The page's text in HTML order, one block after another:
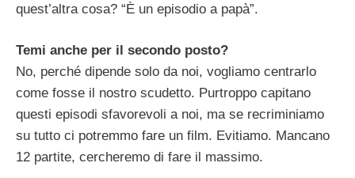
quest’altra cosa? “È un episodio a papà”.
Temi anche per il secondo posto?
No, perché dipende solo da noi, vogliamo centrarlo
come fosse il nostro scudetto. Purtroppo capitano
questi episodi sfavorevoli a noi, ma se recriminiamo
su tutto ci potremmo fare un film. Evitiamo. Mancano
12 partite, cercheremo di fare il massimo.